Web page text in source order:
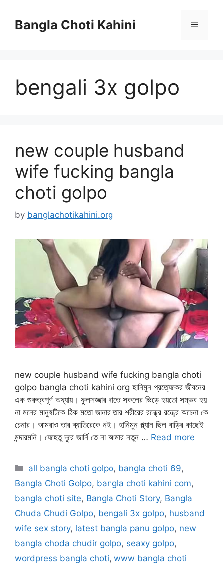
contentBangla Choti Kahini Menu
bengali 3x golpo
new couple husband
wife fucking bangla
choti golpo
by banglachotikahini.org
new couple husband wife fucking bangla choti
golpo bangla choti kahini org হানিমুন প্রত্যেকের জীবনের
এক গুরুত্বপূর্ণ অধ্যায়। ফুলসজ্জার রাতে সকলের ভিড়ে হয়তো সম্ভব হয়
না মনের মানুষটিকে ঠিক মতো জানার তার শরীরের রন্ধ্রে রন্ধ্রে অচেনা কে
চেনার। আমরাও তার ব্যাতিরেকে নই। হানিমুন প্ল্যান ছিল বাড়ির কাছেই
মন্দারমনি। যেহেতু দূরে জার্নি তে না আমার নতুন … Read more
Categories
all bangla choti golpo, bangla choti 69,
Bangla Choti Golpo, bangla choti kahini com,
bangla choti site, Bangla Choti Story, Bangla
Chuda Chudi Golpo, bengali 3x golpo, husband
wife sex story, latest bangla panu golpo, new
bangla choda chudir golpo, seaxy golpo,
wordpress bangla choti, www bangla choti